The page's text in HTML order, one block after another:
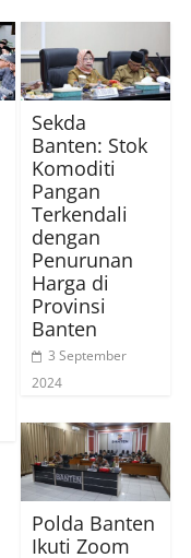
Sekda
Banten: Stok
Komoditi
Pangan
Terkendali
dengan
Penurunan
Harga di
Provinsi
Banten
3 September
2024
Polda Banten
Ikuti Zoom